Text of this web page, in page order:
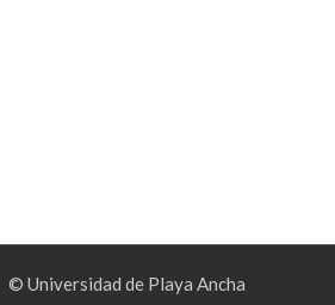
© Universidad de Playa Ancha